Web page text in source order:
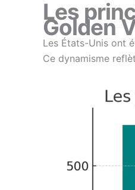
Les
Golden
Les États-Unis ont
Ce dynamisme